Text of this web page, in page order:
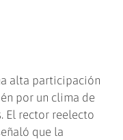
alta participación
por un clima de
El rector reelecto
que la